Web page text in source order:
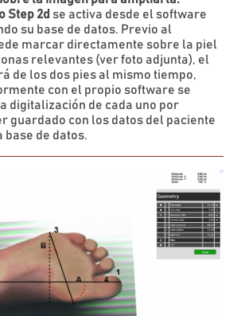
Step 2d se activa desde el software
su base de datos. Previo al
marcar directamente sobre la piel
relevantes (ver foto adjunta), el
de los dos pies al mismo tiempo,
con el propio software se
digitalización de cada uno por
guardado con los datos del paciente
base de datos.